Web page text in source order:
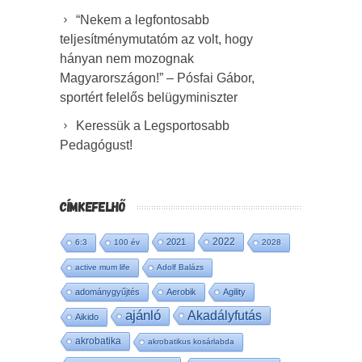
“Nekem a legfontosabb
teljesítménymutatóm az volt, hogy
hányan nem mozognak
Magyarországon!” – Pósfai Gábor,
sportért felelős belügyminiszter
Keressük a Legsportosabb
Pedagógust!
CÍMKEFELHŐ
6:3 100 év 2021 2022 2028
active mum life Adolf Balázs
adománygyűjtés Aerobik Agility
Aikido ajánló Akadályfutás
akrobatika akrobatikus kosárlabda